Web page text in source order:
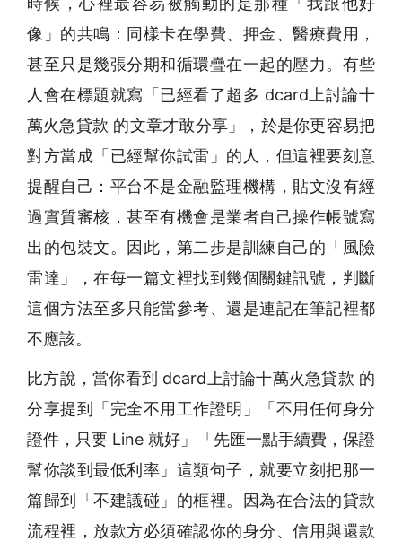
像」的共鳴：同樣卡在學費、押金、醫療費用，
甚至只是幾張分期和循環疊在一起的壓力。有些
人會在標題就寫「已經看了超多 dcard上討論十
萬火急貸款 的文章才敢分享」，於是你更容易把
對方當成「已經幫你試雷」的人，但這裡要刻意
提醒自己：平台不是金融監理機構，貼文沒有經
過實質審核，甚至有機會是業者自己操作帳號寫
出的包裝文。因此，第二步是訓練自己的「風險
雷達」，在每一篇文裡找到幾個關鍵訊號，判斷
這個方法至多只能當參考、還是連記在筆記裡都
不應該。
比方說，當你看到 dcard上討論十萬火急貸款 的
分享提到「完全不用工作證明」「不用任何身分
證件，只要 Line 就好」「先匯一點手續費，保證
幫你談到最低利率」這類句子，就要立刻把那一
篇歸到「不建議碰」的框裡。因為在合法的貸款
流程裡，放款方必須確認你的身分、信用與還款